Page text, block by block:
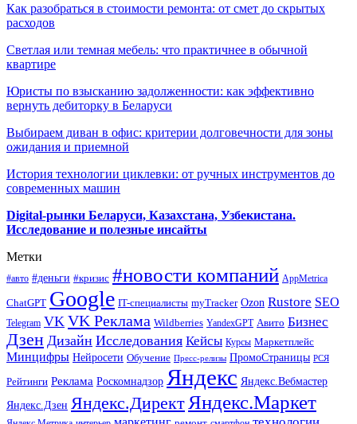
Как разобраться в стоимости ремонта: от смет до скрытых
расходов
Светлая или темная мебель: что практичнее в обычной
квартире
Юристы по взысканию задолженности: как эффективно
вернуть дебиторку в Беларуси
Выбираем диван в офис: критерии долговечности для зоны
ожидания и приемной
История технологии циклевки: от ручных инструментов до
современных машин
Digital-рынки Беларуси, Казахстана, Узбекистана.
Исследование и полезные инсайты
Метки
#авто #деньги #кризис #новости компаний AppMetrica
ChatGPT Google IT-специалисты myTracker Ozon Rustore SEO
Telegram VK VK Реклама Wildberries YandexGPT Авито Бизнес
Дзен Дизайн Исследования Кейсы Курсы Маркетплейс
Минцифры Нейросети Обучение Пресс-релизы ПромоСтраницы РСЯ
Рейтинги Реклама Роскомнадзор Яндекс Яндекс.Вебмастер
Яндекс.Дзен Яндекс.ДиректЯндекс.Маркет